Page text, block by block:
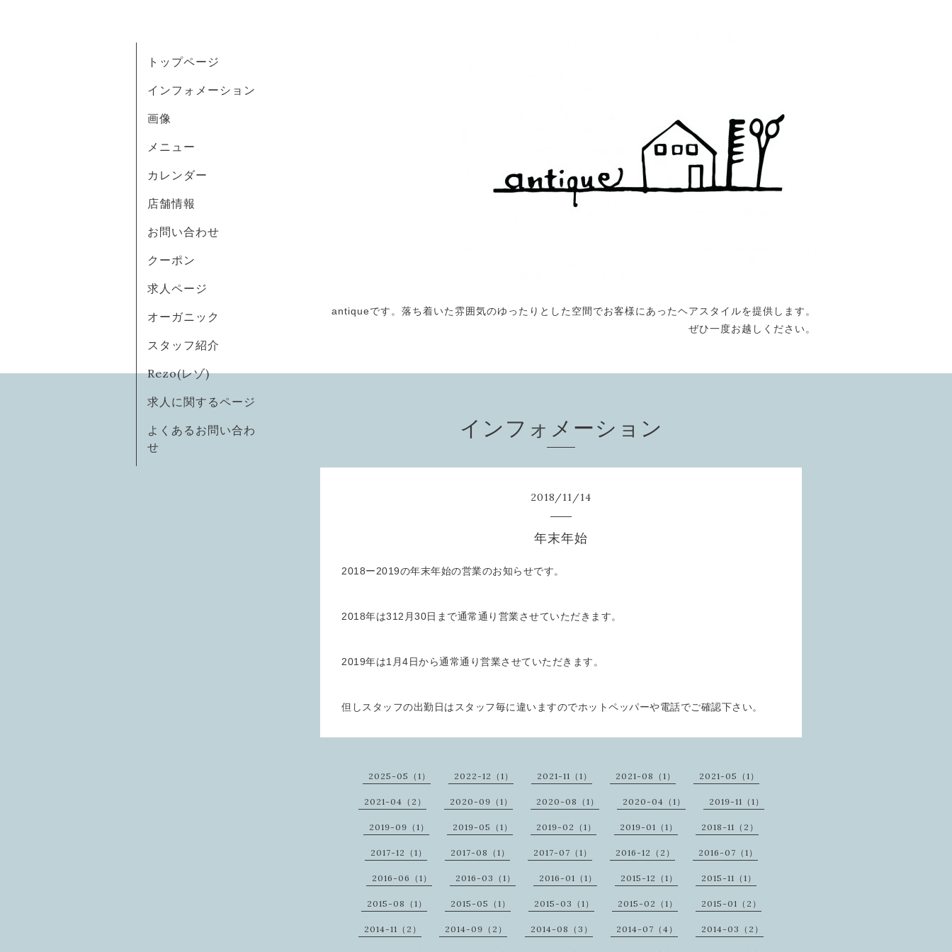
antiqueです。落ち着いた雰囲気のゆったりとした空間でお客様にあったヘアスタイルを提供します。
ぜひ一度お越しください。
トップページ
インフォメーション
画像
メニュー
カレンダー
店舗情報
お問い合わせ
クーポン
求人ページ
オーガニック
スタッフ紹介
Rezo(レゾ)
求人に関するページ
よくあるお問い合わ
せ
インフォメーション
2018/11/14
年末年始
2018ー2019の年末年始の営業のお知らせです。
2018年は312月30日まで通常通り営業させていただきます。
2019年は1月4日から通常通り営業させていただきます。
但しスタッフの出勤日はスタッフ毎に違いますのでホットペッパーや電話でご確認下さい。
2025-05（1） 2022-12（1） 2021-11（1） 2021-08（1） 2021-05（1）
2021-04（2） 2020-09（1） 2020-08（1） 2020-04（1） 2019-11（1）
2019-09（1） 2019-05（1） 2019-02（1） 2019-01（1） 2018-11（2）
2017-12（1） 2017-08（1） 2017-07（1） 2016-12（2） 2016-07（1）
2016-06（1） 2016-03（1） 2016-01（1） 2015-12（1） 2015-11（1）
2015-08（1） 2015-05（1） 2015-03（1） 2015-02（1） 2015-01（2）
2014-11（2） 2014-09（2） 2014-08（3） 2014-07（4） 2014-03（2）